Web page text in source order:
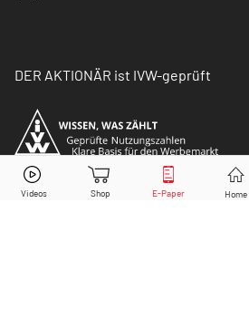
BASF Aktie jetzt handeln?
DER AKTIONÄR ist IVW-geprüft